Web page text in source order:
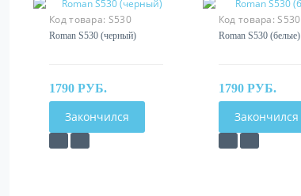
Код товара: S530
Roman S530 (черный)
1790 РУБ.
Закончился
Код товара:S530
Roman S530 (белые)
1790 РУБ.
Закончился